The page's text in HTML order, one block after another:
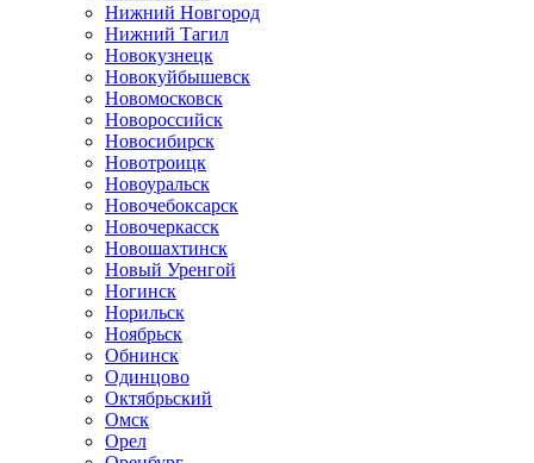
Нижний Новгород
Нижний Тагил
Новокузнецк
Новокуйбышевск
Новомосковск
Новороссийск
Новосибирск
Новотроицк
Новоуральск
Новочебоксарск
Новочеркасск
Новошахтинск
Новый Уренгой
Ногинск
Норильск
Ноябрьск
Обнинск
Одинцово
Октябрьский
Омск
Орел